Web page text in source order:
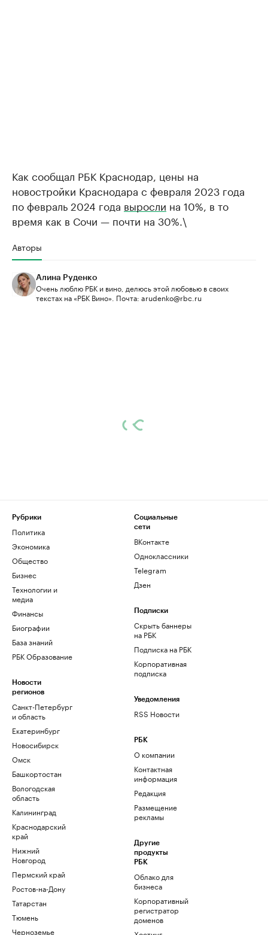
Как сообщал РБК Краснодар, цены на
новостройки Краснодара с февраля 2023 года
по февраль 2024 года выросли на 10%, в то
время как в Сочи — почти на 30%.\
Авторы
Алина Руденко
Очень люблю РБК и вино, делюсь этой любовью в своих
текстах на «РБК Вино». Почта: arudenko@rbc.ru
Рубрики
Политика
Экономика
Общество
Бизнес
Технологии и
медиа
Финансы
Биографии
База знаний
РБК Образование
Новости
регионов
Санкт-Петербург
и область
Екатеринбург
Новосибирск
Омск
Башкортостан
Вологодская
область
Калининград
Краснодарский
край
Нижний
Новгород
Пермский край
Ростов-на-Дону
Татарстан
Тюмень
Черноземье
Социальные
сети
ВКонтакте
Одноклассники
Telegram
Дзен
Подписки
Скрыть баннеры
на РБК
Подписка на РБК
Корпоративная
подписка
Уведомления
RSS Новости
РБК
О компании
Контактная
информация
Редакция
Размещение
рекламы
Другие
продукты
РБК
Облако для
бизнеса
Корпоративный
регистратор
доменов